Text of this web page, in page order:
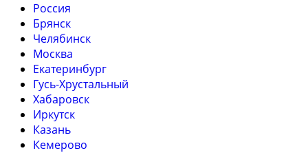
Россия
Брянск
Челябинск
Москва
Екатеринбург
Гусь-Хрустальный
Хабаровск
Иркутск
Казань
Кемерово